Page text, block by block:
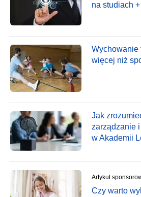
na studiach
Wychowanie
więcej niż
Jak
zarządzanie
w Akademii
Artykuł
Czy warto